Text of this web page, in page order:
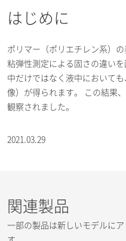
はじめに
ポリマー（ポリエチレン系）
粘弾性測定による固さの違い
中だけではなく液中において
像）が得られます。 この結果
観察されました。
2021.03.29
関連製品
一部の製品は新しいモデルに